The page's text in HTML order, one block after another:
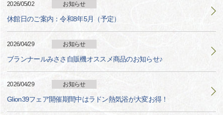
2026/05/02 お知らせ
休館日のご案内：令和8年5月（予定）
2026/04/29 お知らせ
ブランナールみささ自販機オススメ商品のお知らせ♪
2026/04/29 お知らせ
Glion39フェア開催期間中はラドン熱気浴が大変お得！